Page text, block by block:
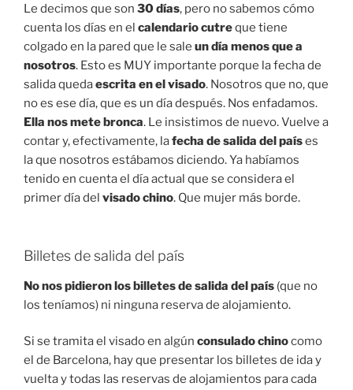
Le decimos que son 30 días, pero no sabemos cómo
cuenta los días en el calendario cutreque tiene
colgado en la pared que le sale un día menos que a
nosotros. Esto es MUY importante porque la fecha de
salida quedaescrita en el visado. Nosotros que no, que
no es ese día, que es un día después. Nos enfadamos.
Ella nos mete bronca. Le insistimos de nuevo. Vuelve a
contar y, efectivamente, lafecha de salida del países
la que nosotros estábamos diciendo. Ya habíamos
tenido en cuenta el día actual que se considera el
primer día del visado chino. Que mujer más borde.
Billetes de salida del país
No nos pidieron los billetes de salida del país (que no
los teníamos) ni ninguna reserva de alojamiento.
Si se tramita el visado en algún consulado chinocomo
el de Barcelona, hay que presentar los billetes de ida y
vuelta y todas las reservas de alojamientos para cada